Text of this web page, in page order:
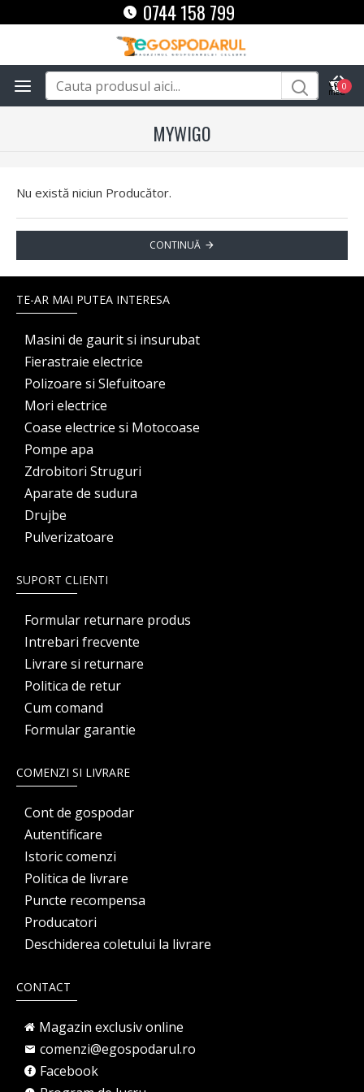
0744 158 799
0
MYWIGO
Nu există niciun Producător.
CONTINUĂ
TE-AR MAI PUTEA INTERESA
Masini de gaurit si insurubat
Fierastraie electrice
Polizoare si Slefuitoare
Mori electrice
Coase electrice si Motocoase
Pompe apa
Zdrobitori Struguri
Aparate de sudura
Drujbe
Pulverizatoare
SUPORT CLIENTI
Formular returnare produs
Intrebari frecvente
Livrare si returnare
Politica de retur
Cum comand
Formular garantie
COMENZI SI LIVRARE
Cont de gospodar
Autentificare
Istoric comenzi
Politica de livrare
Puncte recompensa
Producatori
Deschiderea coletului la livrare
CONTACT
Magazin exclusiv online
comenzi@egospodarul.ro
Facebook